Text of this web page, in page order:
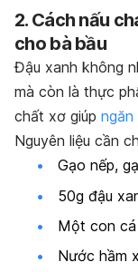
2. Cách nấu
cho bà bầu
Đậu xanh không
mà còn là thực
chất xơ giúp
Nguyên liệu cần
Gạo nếp,
50g đậu
Một con
Nước hầm